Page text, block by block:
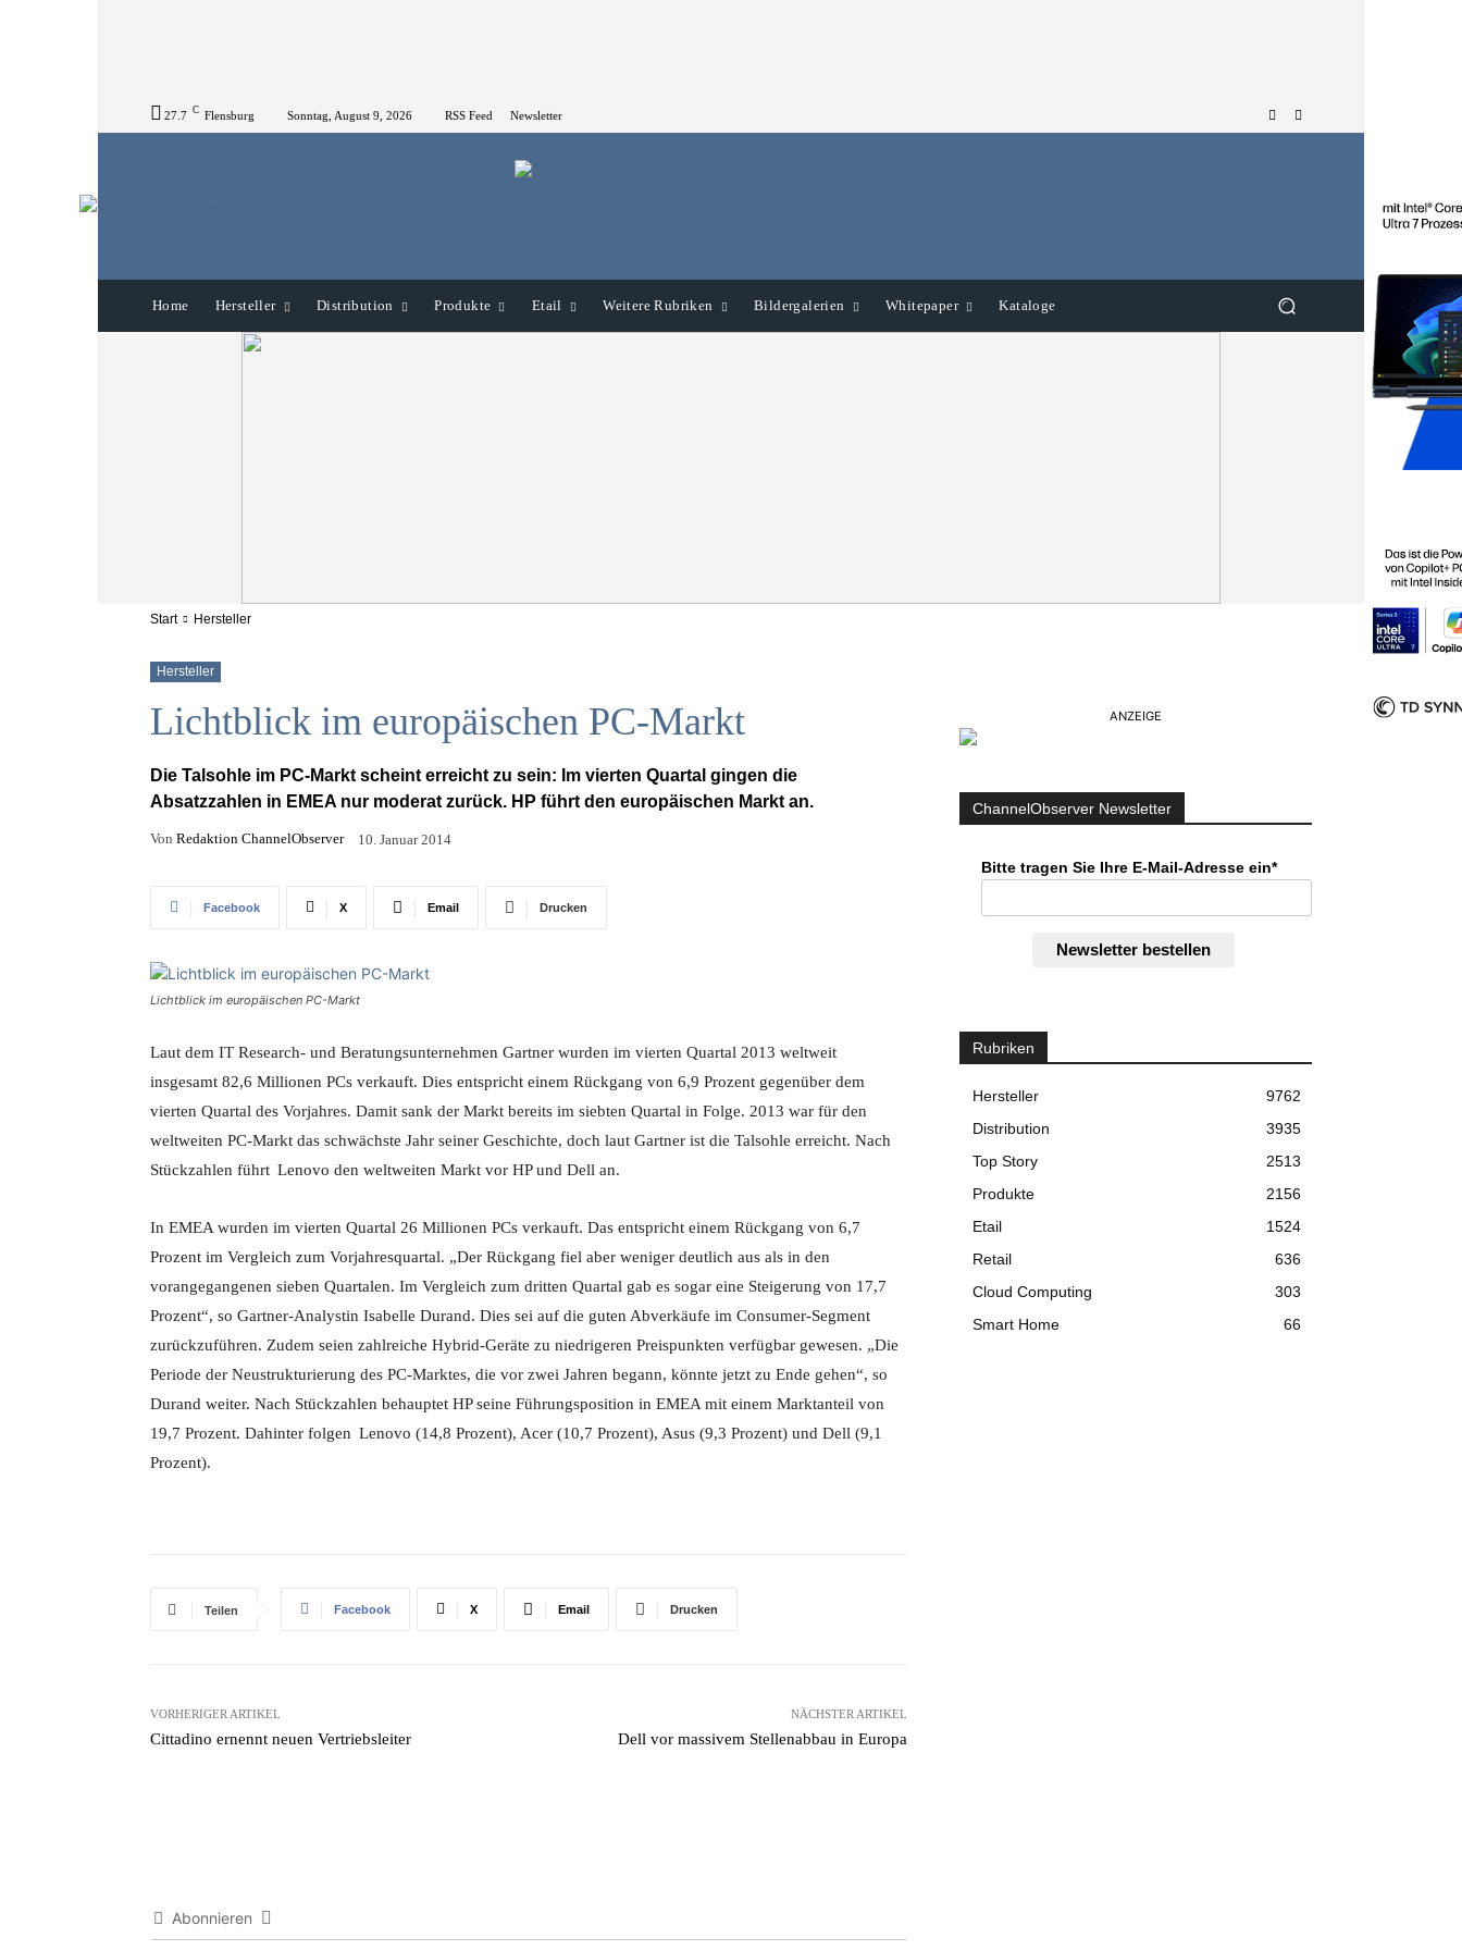
27.7 C Flensburg Sonntag, August 9, 2026 RSS Feed Newsletter
Home Hersteller Distribution Produkte Etail Weitere Rubriken Bildergalerien Whitepaper Kataloge
Start Hersteller
Hersteller
Lichtblick im europäischen PC-Markt
Die Talsohle im PC-Markt scheint erreicht zu sein: Im vierten Quartal gingen die
Absatzzahlen in EMEA nur moderat zurück. HP führt den europäischen Markt an.
Von Redaktion ChannelObserver 10. Januar 2014
Facebook X Email Drucken
Lichtblick im europäischen PC-Markt
Laut dem IT Research- und Beratungsunternehmen Gartner wurden im vierten Quartal 2013 weltweit
insgesamt 82,6 Millionen PCs verkauft. Dies entspricht einem Rückgang von 6,9 Prozent gegenüber dem
vierten Quartal des Vorjahres. Damit sank der Markt bereits im siebten Quartal in Folge. 2013 war für den
weltweiten PC-Markt das schwächste Jahr seiner Geschichte, doch laut Gartner ist die Talsohle erreicht. Nach
Stückzahlen führt Lenovo den weltweiten Markt vor HP und Dell an.
In EMEA wurden im vierten Quartal 26 Millionen PCs verkauft. Das entspricht einem Rückgang von 6,7
Prozent im Vergleich zum Vorjahresquartal. „Der Rückgang fiel aber weniger deutlich aus als in den
vorangegangenen sieben Quartalen. Im Vergleich zum dritten Quartal gab es sogar eine Steigerung von 17,7
Prozent“, so Gartner-Analystin Isabelle Durand. Dies sei auf die guten Abverkäufe im Consumer-Segment
zurückzuführen. Zudem seien zahlreiche Hybrid-Geräte zu niedrigeren Preispunkten verfügbar gewesen. „Die
Periode der Neustrukturierung des PC-Marktes, die vor zwei Jahren begann, könnte jetzt zu Ende gehen“, so
Durand weiter. Nach Stückzahlen behauptet HP seine Führungsposition in EMEA mit einem Marktanteil von
19,7 Prozent. Dahinter folgen Lenovo (14,8 Prozent), Acer (10,7 Prozent), Asus (9,3 Prozent) und Dell (9,1
Prozent).
Teilen Facebook X Email Drucken
VORHERIGER ARTIKEL
Cittadino ernennt neuen Vertriebsleiter
NÄCHSTER ARTIKEL
Dell vor massivem Stellenabbau in Europa
Abonnieren
ANZEIGE
ChannelObserver Newsletter
Bitte tragen Sie Ihre E-Mail-Adresse ein*
Newsletter bestellen
Rubriken
Hersteller
9762
Distribution
3935
Top Story
2513
Produkte
2156
Etail
1524
Retail
636
Cloud Computing
303
Smart Home
66